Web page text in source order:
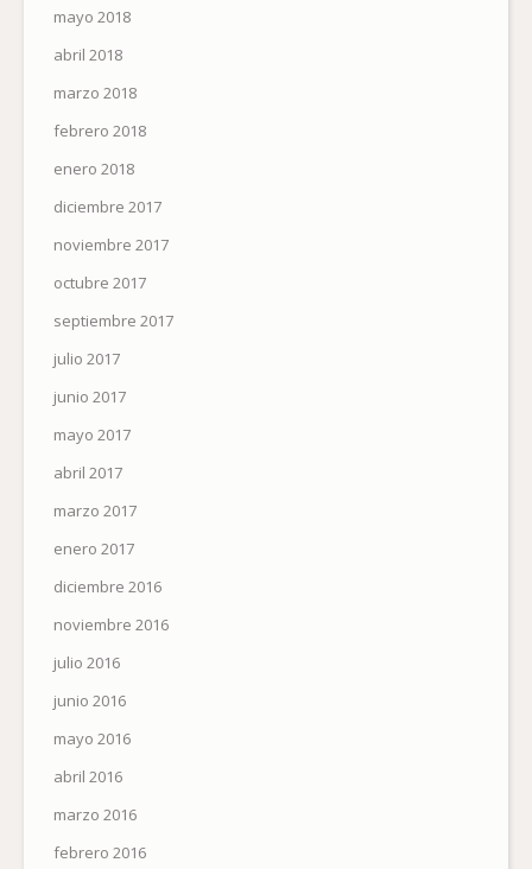
mayo 2018
abril 2018
marzo 2018
febrero 2018
enero 2018
diciembre 2017
noviembre 2017
octubre 2017
septiembre 2017
julio 2017
junio 2017
mayo 2017
abril 2017
marzo 2017
enero 2017
diciembre 2016
noviembre 2016
julio 2016
junio 2016
mayo 2016
abril 2016
marzo 2016
febrero 2016